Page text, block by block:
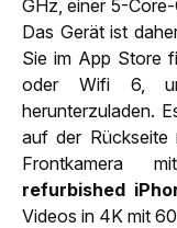
GHz, einer 5-
Das Gerät ist
Sie im App Store
oder Wifi 6,
herunterzuladen.
auf der
Frontkamera
refurbished
Videos in 4K mit